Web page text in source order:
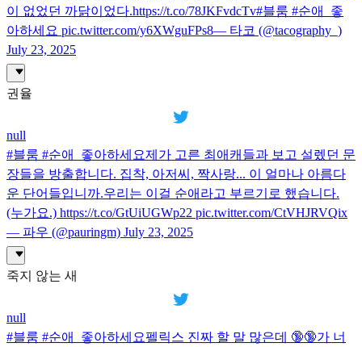
이 없었던 까닭이었다.https://t.co/78JKFvdcTv#블룸 #순애_좋
아하세요 pic.twitter.com/y6XWguFPs8— 타코 (@tacography_)
July 23, 2025
권율
null
#블룸 #순애_좋아하세요제가 고른 최애캐들과 보고 설렜던 문
장들을 방출합니다. 집착, 아저씨, 짝사랑... 이 얼마나 아름다
운 단어들입니까.우리는 이걸 순애라고 부르기로 했습니다.
(누가요.) https://t.co/GtUiUGWp22 pic.twitter.com/CtVHJRVQix
— 파우 (@pauringm) July 23, 2025
죽지 않는 새
null
#블룸 #순애_좋아하세요펠릭스 진짜 할 말 많은데 🔞🔞가 너